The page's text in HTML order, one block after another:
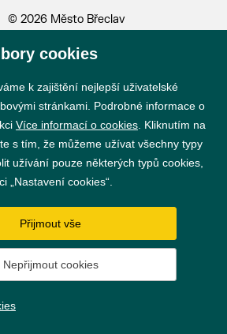
© 2026 Město Břeclav
o přístupnosti
GDPR
Nastavení cookies
VytvořilwebProgress
cookies
k zajištění nejlepší uživatelské
stránkami. Podrobné informace o
Více informací o cookies . Kliknutím na
s tím, že můžeme užívat všechny typy
užívání pouze některých typů cookies,
„Nastavení cookies“.
Přijmout vše
Nepřijmout cookies